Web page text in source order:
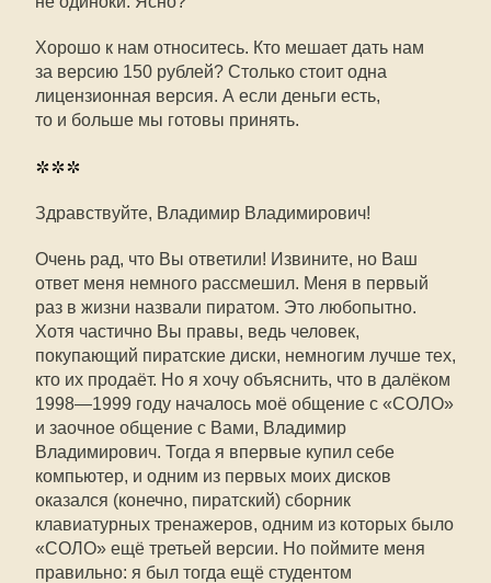
Хорошо к нам относитесь. Кто мешает дать нам
за версию 150 рублей? Столько стоит одна
лицензионная версия. А если деньги есть,
то и больше мы готовы принять.
***
Здравствуйте, Владимир Владимирович!
Очень рад, что Вы ответили! Извините, но Ваш
ответ меня немного рассмешил. Меня в первый
раз в жизни назвали пиратом. Это любопытно.
Хотя частично Вы правы, ведь человек,
покупающий пиратские диски, немногим лучше тех,
кто их продаёт. Но я хочу объяснить, что в далёком
1998—1999 году началось моё общение с «СОЛО»
и заочное общение с Вами, Владимир
Владимирович. Тогда я впервые купил себе
компьютер, и одним из первых моих дисков
оказался (конечно, пиратский) сборник
клавиатурных тренажеров, одним из которых было
«СОЛО» ещё третьей версии. Но поймите меня
правильно: я был тогда ещё студентом